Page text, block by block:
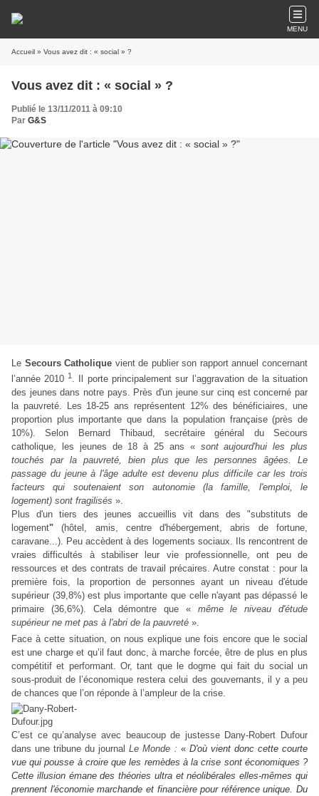
MENU
Accueil » Vous avez dit : « social » ?
Vous avez dit : « social » ?
Publié le 13/11/2011 à 09:10
Par G&S
Le Secours Catholique vient de publier son rapport annuel concernant
l’année 2010 1. Il porte principalement sur l’aggravation de la situation
des jeunes dans notre pays. Près d'un jeune sur cinq est concerné par
la pauvreté. Les 18-25 ans représentent 12% des bénéficiaires, une
proportion plus importante que dans la population française (près de
10%). Selon Bernard Thibaud, secrétaire général du Secours
catholique, les jeunes de 18 à 25 ans « sont aujourd'hui les plus
touchés par la pauvreté, bien plus que les personnes âgées. Le
passage du jeune à l'âge adulte est devenu plus difficile car les trois
facteurs qui soutenaient son autonomie (la famille, l'emploi, le
logement) sont fragilisés ».
Plus d'un tiers des jeunes accueillis vit dans des "substituts de
logement" (hôtel, amis, centre d'hébergement, abris de fortune,
caravane...). Peu accèdent à des logements sociaux. Ils rencontrent de
vraies difficultés à stabiliser leur vie professionnelle, ont peu de
ressources et des contrats de travail précaires. Autre constat : pour la
première fois, la proportion de personnes ayant un niveau d'étude
supérieur (39,8%) est plus importante que celle n'ayant pas dépassé le
primaire (36,6%). Cela démontre que « même le niveau d'étude
supérieur ne met pas à l'abri de la pauvreté ».
Face à cette situation, on nous explique une fois encore que le social
est une charge et qu’il faut donc, à marche forcée, être de plus en plus
compétitif et performant. Or, tant que le dogme qui fait du social un
sous-produit de l’économique restera celui des gouvernants, il y a peu
de chances que l’on réponde à l’ampleur de la crise.
C’est ce qu’analyse avec beaucoup de justesse Dany-Robert Dufour
dans une tribune du journalLe Monde : « D'où vient donc cette courte
vue qui pousse à croire que les remèdes à la crise sont économiques ?
Cette illusion émane des théories ultra et néolibérales elles-mêmes qui
prennent l'économie marchande et financière pour référence unique. Du